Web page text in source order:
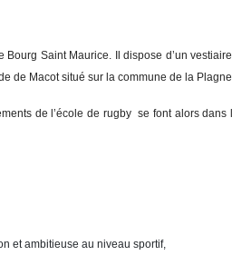
Saint Maurice. Il dispose d’un
de Macot situé sur la commune de la
de l’école de rugby se font alors
et ambitieuse au niveau sportif,